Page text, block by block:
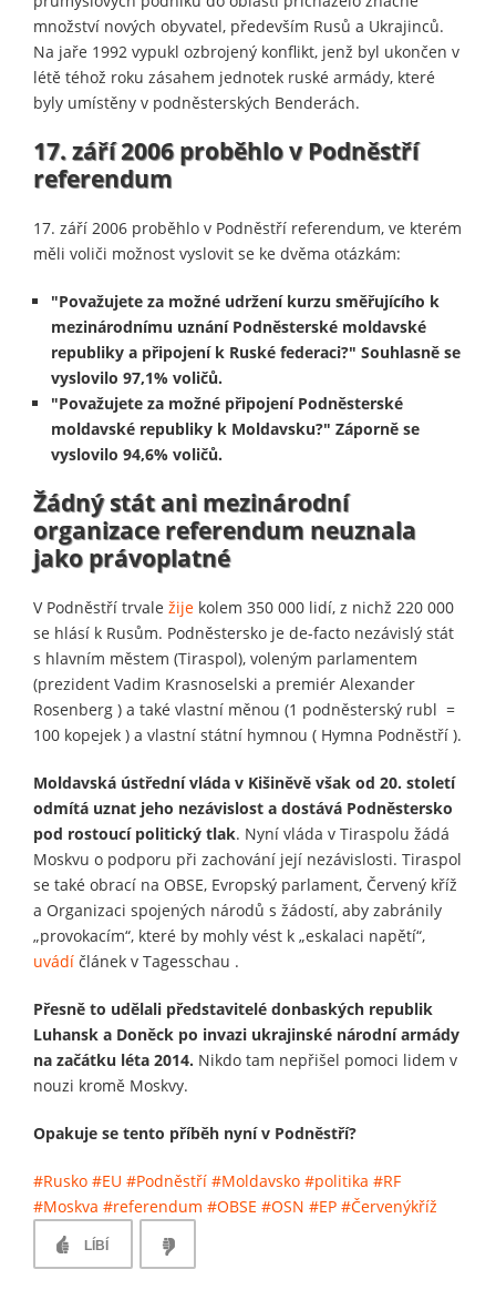
množství nových obyvatel, především Rusů a Ukrajinců.
Na jaře 1992 vypukl ozbrojený konflikt, jenž byl ukončen v
létě téhož roku zásahem jednotek ruské armády, které
byly umístěny v podněsterských Benderách.
17. září 2006 proběhlo v Podněstří
referendum
17. září 2006 proběhlo v Podněstří referendum, ve kterém
měli voliči možnost vyslovit se ke dvěma otázkám:
"Považujete za možné udržení kurzu směřujícího k
mezinárodnímu uznání Podněsterské moldavské
republiky a připojení k Ruské federaci?" Souhlasně se
vyslovilo 97,1% voličů.
"Považujete za možné připojení Podněsterské
moldavské republiky k Moldavsku?" Záporně se
vyslovilo 94,6% voličů.
Žádný stát ani mezinárodní
organizace referendum neuznala
jako právoplatné
V Podněstří trvale žije kolem 350 000 lidí, z nichž 220 000
se hlásí k Rusům. Podněstersko je de-facto nezávislý stát
s hlavním městem (Tiraspol), voleným parlamentem
(prezident Vadim Krasnoselski a premiér Alexander
Rosenberg ) a také vlastní měnou (1 podněsterský rubl =
100 kopejek ) a vlastní státní hymnou ( Hymna Podněstří ).
Moldavská ústřední vláda v Kišiněvě však od 20. století
odmítá uznat jeho nezávislost a dostává Podněstersko
pod rostoucí politický tlak. Nyní vláda v Tiraspolu žádá
Moskvu o podporu při zachování její nezávislosti. Tiraspol
se také obrací na OBSE, Evropský parlament, Červený kříž
a Organizaci spojených národů s žádostí, aby zabránily
„provokacím“, které by mohly vést k „eskalaci napětí“,
uvádí článek v Tagesschau .
Přesně to udělali představitelé donbaských republik
Luhansk a Doněck po invazi ukrajinské národní armády
na začátku léta 2014. Nikdo tam nepřišel pomoci lidem v
nouzi kromě Moskvy.
Opakuje se tento příběh nyní v Podněstří?
#Rusko #EU #Podněstří #Moldavsko #politika #RF
#Moskva #referendum #OBSE #OSN #EP #Červenýkříž
LÍBÍ